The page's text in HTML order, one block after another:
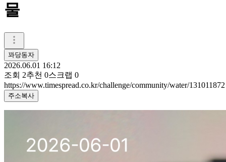
물
꽈당동자
2026.06.01 16:12
조회 2추천 0스크랩 0
https://www.timespread.co.kr/challenge/community/water/131011872
주소복사